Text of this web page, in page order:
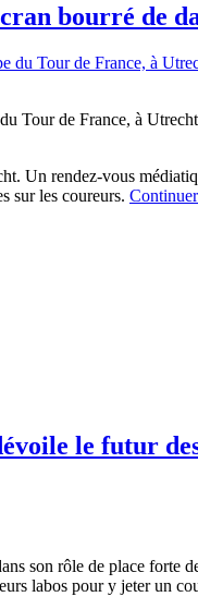
bourré de
Tour de France, à
Un rendez-vous
sur les coureurs.
le futur
son rôle de place forte
labos pour y jeter un